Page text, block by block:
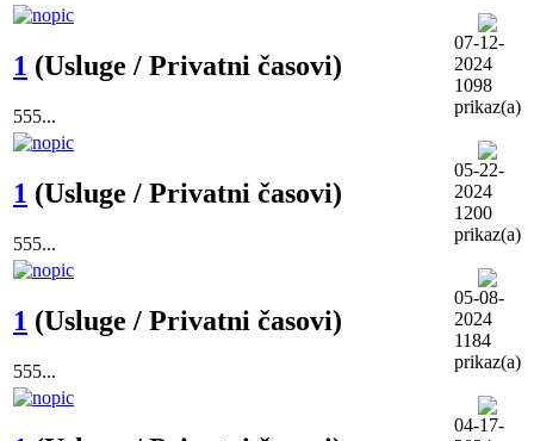
1 (Usluge / Privatni časovi)
555...
07-12-
2024
1098
prikaz(a)
1 (Usluge / Privatni časovi)
555...
05-22-
2024
1200
prikaz(a)
1 (Usluge / Privatni časovi)
555...
05-08-
2024
1184
prikaz(a)
04-17-